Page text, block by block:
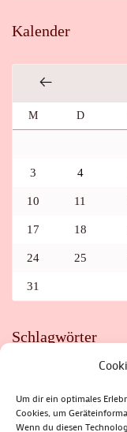
Um dir ein optimales
Cookies, um
Wenn du diesen
Kalender
M D
3 4
10 11
17 18
24 25
31
Schlagwörter
FAHRRAD
HITZEFALLE AUTO
KINDER
KIRMES
KRIMI
KULTUR